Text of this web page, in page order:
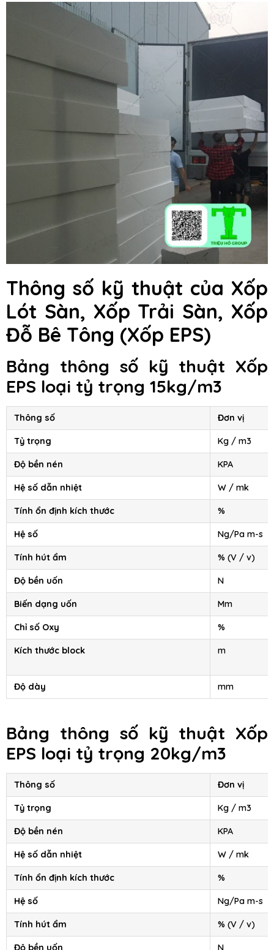
Thông số kỹ thuật của Xốp
Lót Sàn, Xốp Trải Sàn, Xốp
Đỗ Bê Tông (Xốp EPS)
Bảng thông số kỹ thuật Xốp
EPS loại tỷ trọng 15kg/m3
Thông số Đơn vị
Tỷ trọng Kg / m3
Độ bền nén KPA
Hệ số dẫn nhiệt W / mk
Tính ổn định kích thước %
Hệ số Ng/Pa m-s
Tính hút ẩm % (V / v)
Độ bền uốn N
Biến dạng uốn Mm
Chỉ số Oxy %
Kích thước block m
Độ dày mm
Bảng thông số kỹ thuật Xốp
EPS loại tỷ trọng 20kg/m3
Thông số Đơn vị
Tỷ trọng Kg / m3
Độ bền nén KPA
Hệ số dẫn nhiệt W / mk
Tính ổn định kích thước %
Hệ số Ng/Pa m-s
Tính hút ẩm % (V / v)
Độ bền uốn N